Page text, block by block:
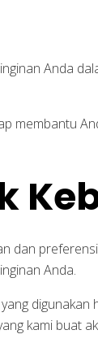
Anda
membantu
dan
Anda.
digunakan
kami buat